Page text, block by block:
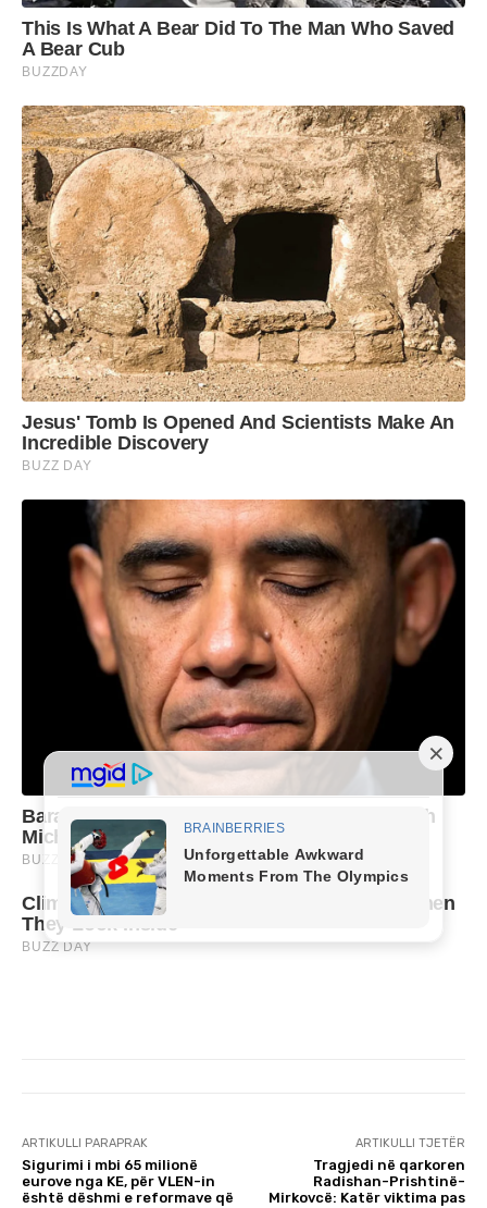
ARTIKULLI PARAPRAK
Sigurimi i mbi 65 milionë
eurove nga KE, për VLEN-in
është dëshmi e reformave që
ARTIKULLI TJETËR
Tragjedi në qarkoren
Radishan-Prishtinë-
Mirkovcë: Katër viktima pas